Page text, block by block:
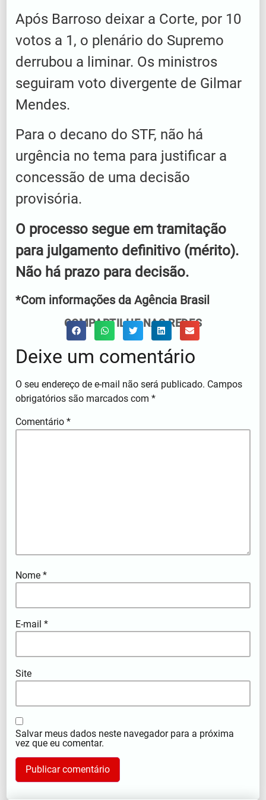
Após Barroso deixar a Corte, por 10
votos a 1, o plenário do Supremo
derrubou a liminar. Os ministros
seguiram voto divergente de Gilmar
Mendes.
Para o decano do STF, não há
urgência no tema para justificar a
concessão de uma decisão
provisória.
O processo segue em tramitação
para julgamento definitivo (mérito).
Não há prazo para decisão.
*Com informações da Agência Brasil
COMPARTILHE NAS REDES
Deixe um comentário
O seu endereço de e-mail não será publicado. Campos
obrigatórios são marcados com*
Comentário*
Nome*
E-mail*
Site
Salvar meus dados neste navegador para a próxima
vez que eu comentar.